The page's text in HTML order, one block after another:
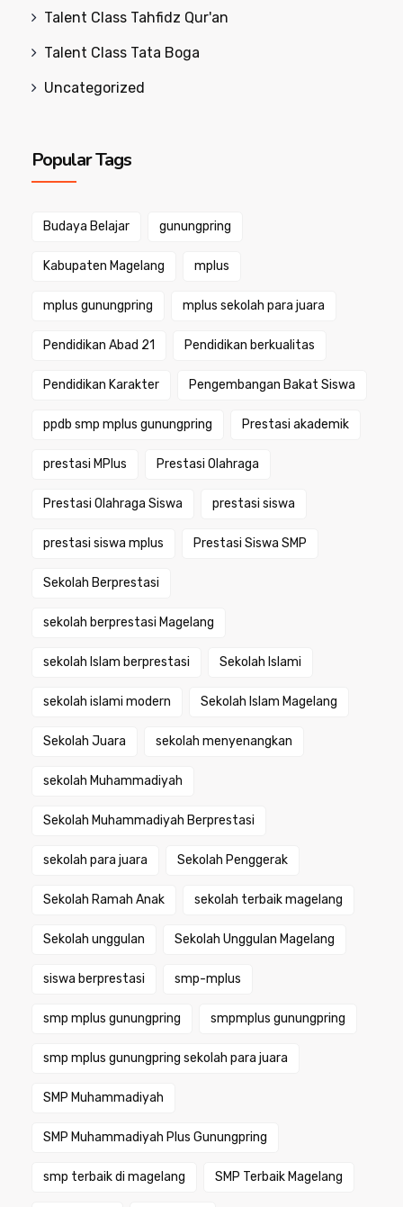
Talent Class Tahfidz Qur'an
Talent Class Tata Boga
Uncategorized
Popular Tags
Budaya Belajar gunungpring
Kabupaten Magelang mplus
mplus gunungpring mplus sekolah para juara
Pendidikan Abad 21 Pendidikan berkualitas
Pendidikan Karakter Pengembangan Bakat Siswa
ppdb smp mplus gunungpring Prestasi akademik
prestasi MPlus Prestasi Olahraga
Prestasi Olahraga Siswa prestasi siswa
prestasi siswa mplus Prestasi Siswa SMP
Sekolah Berprestasi
sekolah berprestasi Magelang
sekolah Islam berprestasi Sekolah Islami
sekolah islami modern Sekolah Islam Magelang
Sekolah Juara sekolah menyenangkan
sekolah Muhammadiyah
Sekolah Muhammadiyah Berprestasi
sekolah para juara Sekolah Penggerak
Sekolah Ramah Anak sekolah terbaik magelang
Sekolah unggulan Sekolah Unggulan Magelang
siswa berprestasi smp-mplus
smp mplus gunungpring smpmplus gunungpring
smp mplus gunungpring sekolah para juara
SMP Muhammadiyah
SMP Muhammadiyah Plus Gunungpring
smp terbaik di magelang SMP Terbaik Magelang